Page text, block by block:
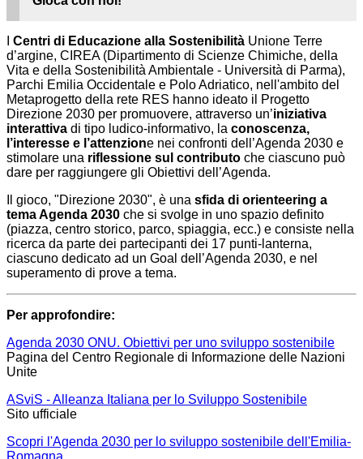
Centri di Educazione alla Sostenibilità Unione Terre
d’argine, CIREA (Dipartimento di Scienze Chimiche, della
Vita e della Sostenibilità Ambientale - Università di Parma),
Parchi Emilia Occidentale e Polo Adriatico, nell'ambito del
Metaprogetto della rete RES hanno ideato il Progetto
Direzione 2030 per promuovere, attraverso un’iniziativa
interattiva di tipo ludico-informativo, la conoscenza,
l’interesse e l’attenzione nei confronti dell’Agenda 2030 e
stimolare una riflessione sul contributo che ciascuno può
dare per raggiungere gli Obiettivi dell’Agenda.
Il gioco, "Direzione 2030", è una sfida di orienteering a
tema Agenda 2030 che si svolge in uno spazio definito
(piazza, centro storico, parco, spiaggia, ecc.) e consiste nella
ricerca da parte dei partecipanti dei 17 punti-lanterna,
ciascuno dedicato ad un Goal dell’Agenda 2030, e nel
superamento di prove a tema.
Per approfondire:
Agenda 2030 ONU. Obiettivi per uno sviluppo sostenibile
Pagina del Centro Regionale di Informazione delle Nazioni
Unite
ASviS - Alleanza Italiana per lo Sviluppo Sostenibile
Sito ufficiale
Scopri l'Agenda 2030 per lo sviluppo sostenibile dell'Emilia-